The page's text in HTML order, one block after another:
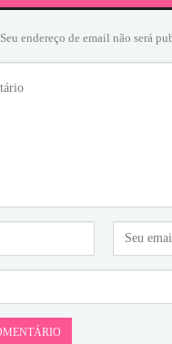
Seu endereço de email não será